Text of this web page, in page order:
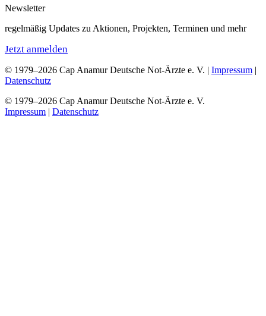
Newsletter
regelmäßig Updates zu Aktionen, Projekten, Terminen und mehr
Jetzt anmelden
© 1979–2026 Cap Anamur Deutsche Not-Ärzte e. V. | Impressum |
Datenschutz
© 1979–2026 Cap Anamur Deutsche Not-Ärzte e. V.
Impressum | Datenschutz